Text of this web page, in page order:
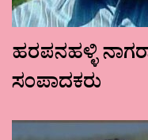
ಹರಪನಹಳ್ಳಿ
ಸಂಪಾದಕರು